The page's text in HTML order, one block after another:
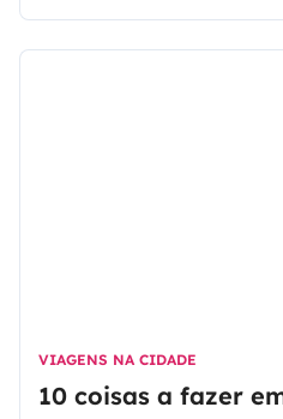
vida universitária.
esta é uma cidade
VIAGENS NA CIDADE
10 coisas a fazer